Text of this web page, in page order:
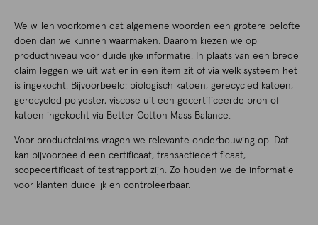
We willen voorkomen dat algemene woorden een grotere belofte
doen dan we kunnen waarmaken. Daarom kiezen we op
productniveau voor duidelijke informatie. In plaats van een brede
claim leggen we uit wat er in een item zit of via welk systeem het
is ingekocht. Bijvoorbeeld: biologisch katoen, gerecycled katoen,
gerecycled polyester, viscose uit een gecertificeerde bron of
katoen ingekocht via Better Cotton Mass Balance.
Voor productclaims vragen we relevante onderbouwing op. Dat
kan bijvoorbeeld een certificaat, transactiecertificaat,
scopecertificaat of testrapport zijn. Zo houden we de informatie
voor klanten duidelijk en controleerbaar.